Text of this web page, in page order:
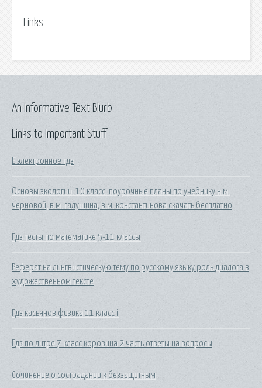
Links
Links to Important Stuff
Е электронное гдз
Основы экологии. 10 класс. поурочные планы по учебнику н.м.
черновой, в.м. галушина, в.м. константинова скачать бесплатно
Гдз тесты по математике 5-11 классы
Реферат на лингвистическую тему по русскому языку роль диалога в
художественном тексте
Гдз касьянов физика 11 класс i
Гдз по литре 7 класс коровина 2 часть ответы на вопросы
Сочинение о сострадании к беззащитным
An Informative Text Blurb